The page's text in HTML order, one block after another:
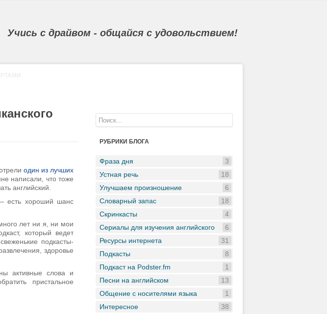
Учись с драйвом - общайся с удовольствием!
один из лучших
написали, что тоже
английский.
есть хороший шанс
лет ни я, ни мои
который ведет
подкасты-
здоровье
активные слова и
пристальное
РУБРИКИ БЛОГА
Фраза дня
3
Устная речь
18
Улучшаем произношение
6
Словарный запас
18
Скринкасты
4
Сериалы для изучения английского
6
Ресурсы интернета
31
Подкасты
8
Подкаст на Podster.fm
1
Песни на английском
13
Общение с носителями языка
1
Интересное
38